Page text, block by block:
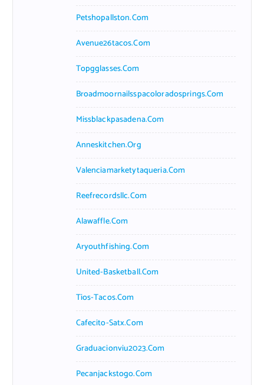
Petshopallston.com
Avenue26tacos.com
Topgglasses.com
Broadmoornailsspacoloradosprings.com
Missblackpasadena.com
Anneskitchen.org
Valenciamarketytaqueria.com
Reefrecordsllc.com
Alawaffle.com
Aryouthfishing.com
United-Basketball.com
Tios-Tacos.com
Cafecito-Satx.com
Graduacionviu2023.com
Pecanjackstogo.com